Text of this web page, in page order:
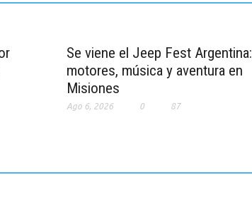
Se viene el Jeep Fest Argentina:
motores, música y aventura en
Misiones
Ago 6, 2026 0 87